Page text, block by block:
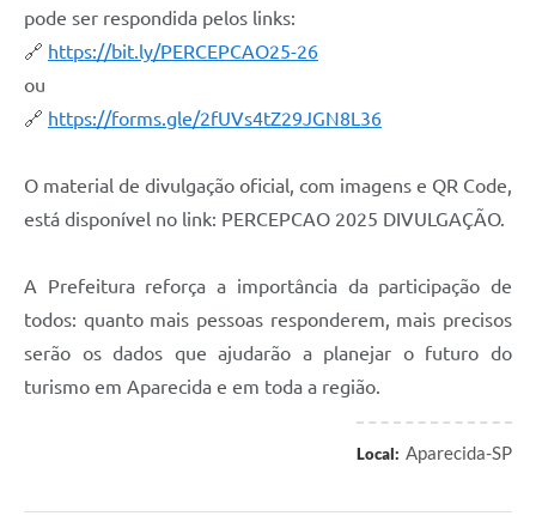
pode ser respondida pelos links:
🔗 https://bit.ly/PERCEPCAO25-26
ou
🔗 https://forms.gle/2fUVs4tZ29JGN8L36
O material de divulgação oficial, com imagens e QR Code,
está disponível no link: PERCEPCAO 2025 DIVULGAÇÃO.
A Prefeitura reforça a importância da participação de
todos: quanto mais pessoas responderem, mais precisos
serão os dados que ajudarão a planejar o futuro do
turismo em Aparecida e em toda a região.
Local: Aparecida-SP